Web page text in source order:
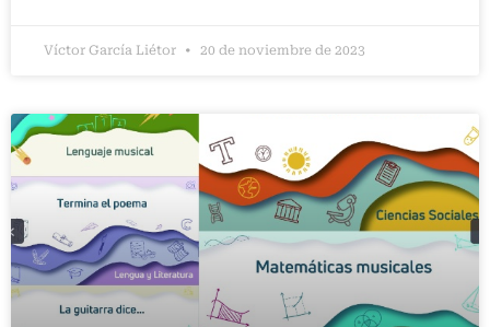
Víctor García Liétor 20 de noviembre de 2023